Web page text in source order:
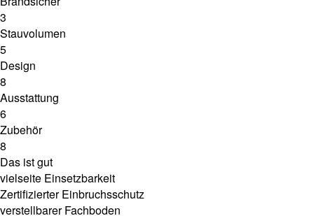
3
Stauvolumen
5
Design
8
Ausstattung
6
Zubehör
8
Das ist gut
vielseite Einsetzbarkeit
Zertifizierter Einbruchsschutz
verstellbarer Fachboden